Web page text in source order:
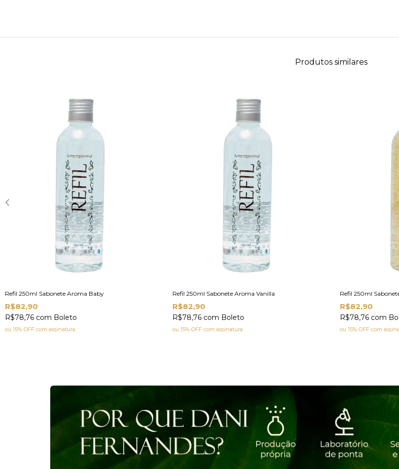
Produtos similares
Refil 250ml Sabonete Aroma Baby
R$82,90
R$78,76 com Boleto
ou 15% OFF com assinatura
Refil 250ml Sabonete Aroma Vanilla
R$82,90
R$78,76 com Boleto
ou 15% OFF com assinatura
Refil 250ml
R$82,90
R$78,76 com
ou 15% OFF com